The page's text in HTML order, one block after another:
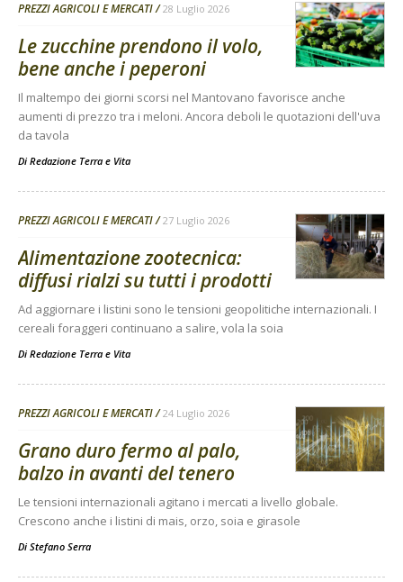
PREZZI AGRICOLI E MERCATI 28 Luglio 2026
Le zucchine prendono il volo,
bene anche i peperoni
Il maltempo dei giorni scorsi nel Mantovano favorisce anche
aumenti di prezzo tra i meloni. Ancora deboli le quotazioni dell'uva
da tavola
Di Redazione Terra e Vita
PREZZI AGRICOLI E MERCATI 27 Luglio 2026
Alimentazione zootecnica:
diffusi rialzi su tutti i prodotti
Ad aggiornare i listini sono le tensioni geopolitiche internazionali. I
cereali foraggeri continuano a salire, vola la soia
Di Redazione Terra e Vita
PREZZI AGRICOLI E MERCATI 24 Luglio 2026
Grano duro fermo al palo,
balzo in avanti del tenero
Le tensioni internazionali agitano i mercati a livello globale.
Crescono anche i listini di mais, orzo, soia e girasole
Di Stefano Serra